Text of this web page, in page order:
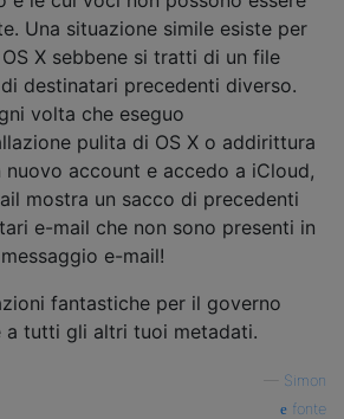
Una situazione simile esiste per
X sebbene si tratti di un file
destinatari precedenti diverso.
volta che eseguo
pulita di OS X o addirittura
nuovo account e accedo a iCloud,
mostra un sacco di precedenti
e-mail che non sono presenti in
e-mail!
fantastiche per il governo
a tutti gli altri tuoi metadati.
Simon
fonte